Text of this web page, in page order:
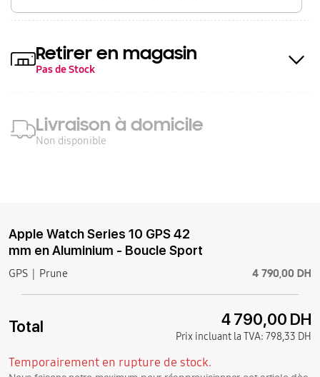
Retirer en magasin
Pas de Stock
Livraison à domicile
Non disponible
Apple Watch Series 10 GPS 42
mm en Aluminium - Boucle Sport
GPS Prune 4 790,00 DH
Total 4 790,00 DH
Prix incluant la TVA: 798,33 DH
Temporairement en rupture de stock.